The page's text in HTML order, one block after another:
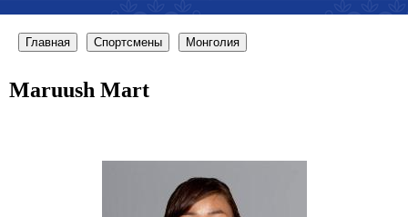
Главная Спортсмены Монголия
Maruush Mart